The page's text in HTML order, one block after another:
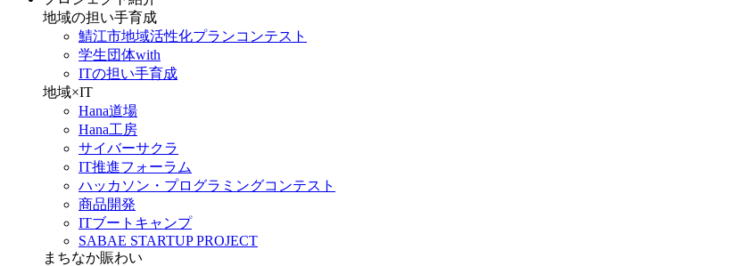
地域の担い手育成
鯖江市地域活性化プランコンテスト
学生団体with
ITの担い手育成
地域×IT
Hana道場
Hana工房
サイバーサクラ
IT推進フォーラム
ハッカソン・プログラミングコンテスト
商品開発
ITブートキャンプ
SABAE STARTUP PROJECT
まちなか賑わい